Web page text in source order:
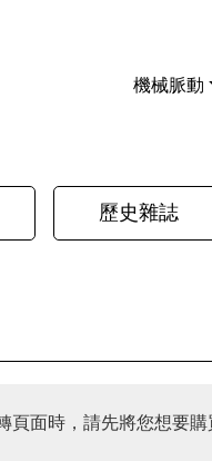
機械脈動
歷史雜誌
頁面時，請先將您想要